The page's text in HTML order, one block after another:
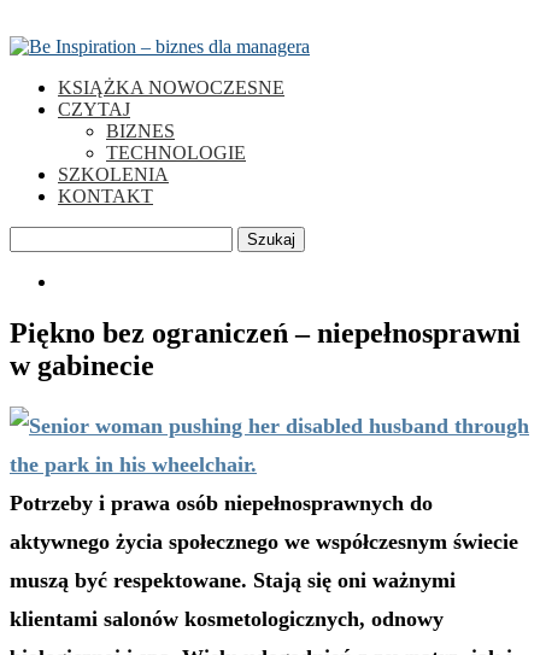
KSIĄŻKA NOWOCZESNE
CZYTAJ
BIZNES
TECHNOLOGIE
SZKOLENIA
KONTAKT
Szukaj
Piękno bez ograniczeń – niepełnosprawni
w gabinecie
Potrzeby i prawa osób niepełnosprawnych do
aktywnego życia społecznego we współczesnym świecie
muszą być respektowane. Stają się oni ważnymi
klientami salonów kosmetologicznych, odnowy